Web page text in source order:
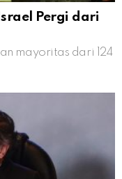
Pergi dari
mayoritas dari 124